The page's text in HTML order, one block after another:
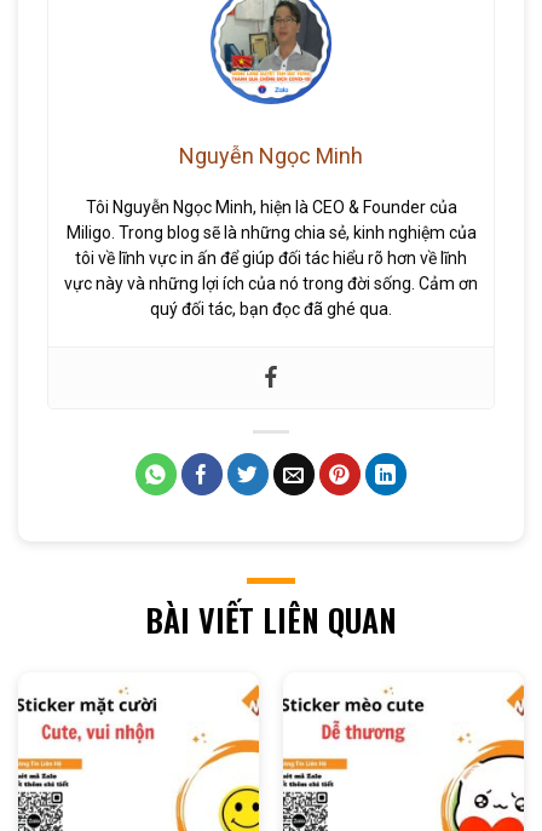
Nguyễn Ngọc Minh
Tôi Nguyễn Ngọc Minh, hiện là CEO & Founder của
Miligo. Trong blog sẽ là những chia sẻ, kinh nghiệm của
tôi về lĩnh vực in ấn để giúp đối tác hiểu rõ hơn về lĩnh
vực này và những lợi ích của nó trong đời sống. Cảm ơn
quý đối tác, bạn đọc đã ghé qua.
BÀI VIẾT LIÊN QUAN